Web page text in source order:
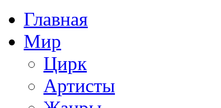
Главная
Мир
Цирк
Артисты